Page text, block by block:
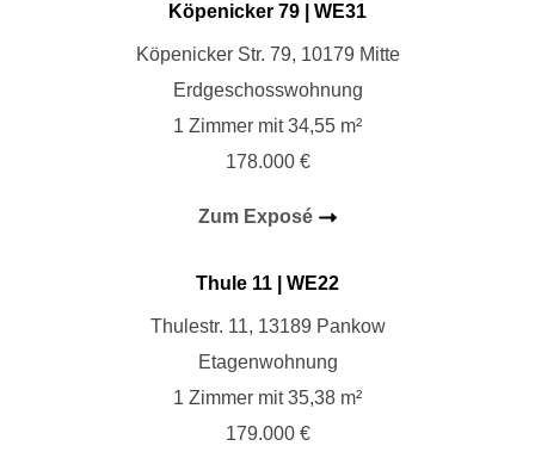
Köpenicker 79 | WE31
Köpenicker Str. 79, 10179 Mitte
Erdgeschosswohnung
1 Zimmer mit 34,55 m²
178.000 €
Zum Exposé
Thule 11 | WE22
Thulestr. 11, 13189 Pankow
Etagenwohnung
1 Zimmer mit 35,38 m²
179.000 €